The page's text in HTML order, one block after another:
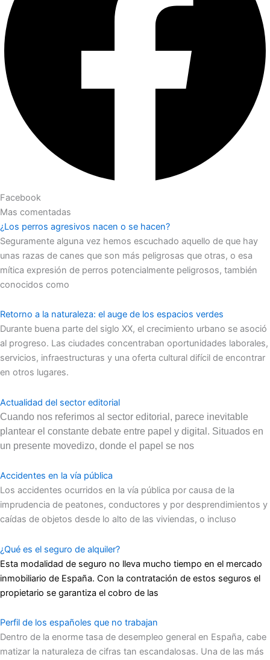
Facebook
Mas comentadas
¿Los perros agresivos nacen o se hacen?
Seguramente alguna vez hemos escuchado aquello de que hay
unas razas de canes que son más peligrosas que otras, o esa
mítica expresión de perros potencialmente peligrosos, también
conocidos como
Retorno a la naturaleza: el auge de los espacios verdes
Durante buena parte del siglo XX, el crecimiento urbano se asoció
al progreso. Las ciudades concentraban oportunidades laborales,
servicios, infraestructuras y una oferta cultural difícil de encontrar
en otros lugares.
Actualidad del sector editorial
Cuando nos referimos al sector editorial, parece inevitable
plantear el constante debate entre papel y digital. Situados en
un presente movedizo, donde el papel se nos
Accidentes en la vía pública
Los accidentes ocurridos en la vía pública por causa de la
imprudencia de peatones, conductores y por desprendimientos y
caídas de objetos desde lo alto de las viviendas, o incluso
¿Qué es el seguro de alquiler?
Esta modalidad de seguro no lleva mucho tiempo en el mercado
inmobiliario de España. Con la contratación de estos seguros el
propietario se garantiza el cobro de las
Perfil de los españoles que no trabajan
Dentro de la enorme tasa de desempleo general en España, cabe
matizar la naturaleza de cifras tan escandalosas. Una de las más